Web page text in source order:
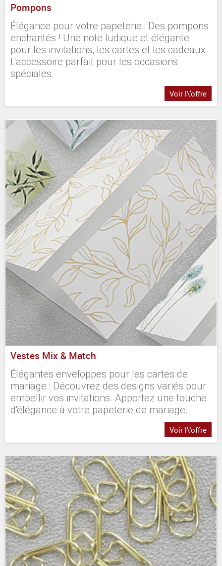
Pompons
Élégance pour votre papeterie : Des pompons
enchantés ! Une note ludique et élégante
pour les invitations, les cartes et les cadeaux.
L'accessoire parfait pour les occasions
spéciales.
Voir l\'offre
Vestes Mix & Match
Élégantes enveloppes pour les cartes de
mariage : Découvrez des designs variés pour
embellir vos invitations. Apportez une touche
d'élégance à votre papeterie de mariage.
Voir l\'offre